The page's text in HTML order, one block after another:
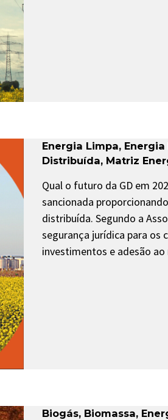
Energia Limpa, Energia
Distribuída, Matriz
Qual o futuro da GD em
sancionada
distribuída. Segundo a
segurança jurídica para os
investimentos e adesão
Biogás, Biomassa,